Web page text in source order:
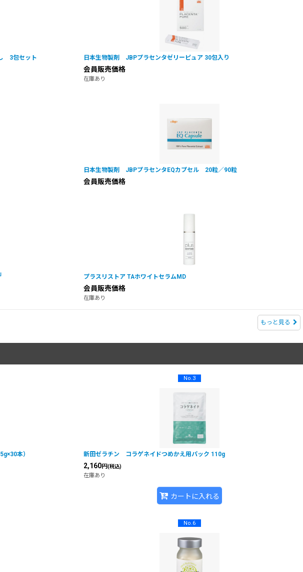
3包セット 日本生物製剤 JBPプラセンタゼリーピュア 30包入り
会員販売価格
在庫あり
日本生物製剤 JBPプラセンタEQカプセル 20粒／90粒
会員販売価格
プラスリストア TAホワイトセラムMD
会員販売価格
在庫あり
もっと見る
本）
No.3
新田ゼラチン コラゲネイドつめかえ用パック 110g
2,160円(税込)
在庫あり
カートに入れる
No.6